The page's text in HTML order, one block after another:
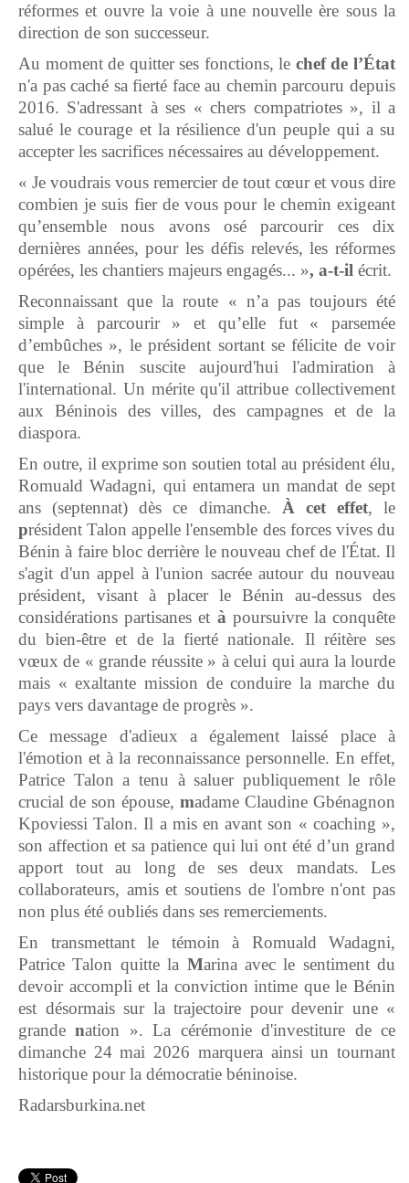
réformes et ouvre la voie à une nouvelle ère sous la
direction de son successeur.
Au moment de quitter ses fonctions, le chef de l’État
n'a pas caché sa fierté face au chemin parcouru depuis
2016. S'adressant à ses « chers compatriotes », il a
salué le courage et la résilience d'un peuple qui a su
accepter les sacrifices nécessaires au développement.
« Je voudrais vous remercier de tout cœur et vous dire
combien je suis fier de vous pour le chemin exigeant
qu’ensemble nous avons osé parcourir ces dix
dernières années, pour les défis relevés, les réformes
opérées, les chantiers majeurs engagés... », a-t-il écrit.
Reconnaissant que la route « n’a pas toujours été
simple à parcourir » et qu’elle fut « parsemée
d’embûches », le président sortant se félicite de voir
que le Bénin suscite aujourd'hui l'admiration à
l'international. Un mérite qu'il attribue collectivement
aux Béninois des villes, des campagnes et de la
diaspora.
En outre, il exprime son soutien total au président élu,
Romuald Wadagni, qui entamera un mandat de sept
ans (septennat) dès ce dimanche. À cet effet, le
président Talon appelle l'ensemble des forces vives du
Bénin à faire bloc derrière le nouveau chef de l'État. Il
s'agit d'un appel à l'union sacrée autour du nouveau
président, visant à placer le Bénin au-dessus des
considérations partisanes et à poursuivre la conquête
du bien-être et de la fierté nationale. Il réitère ses
vœux de « grande réussite » à celui qui aura la lourde
mais « exaltante mission de conduire la marche du
pays vers davantage de progrès ».
Ce message d'adieux a également laissé place à
l'émotion et à la reconnaissance personnelle. En effet,
Patrice Talon a tenu à saluer publiquement le rôle
crucial de son épouse, madame Claudine Gbénagnon
Kpoviessi Talon. Il a mis en avant son « coaching »,
son affection et sa patience qui lui ont été d’un grand
apport tout au long de ses deux mandats. Les
collaborateurs, amis et soutiens de l'ombre n'ont pas
non plus été oubliés dans ses remerciements.
En transmettant le témoin à Romuald Wadagni,
Patrice Talon quitte la Marina avec le sentiment du
devoir accompli et la conviction intime que le Bénin
est désormais sur la trajectoire pour devenir une «
grandenation ». La cérémonie d'investiture de ce
dimanche 24 mai 2026 marquera ainsi un tournant
historique pour la démocratie béninoise.
Radarsburkina.net